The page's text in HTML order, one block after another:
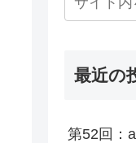
最近の
第52回：